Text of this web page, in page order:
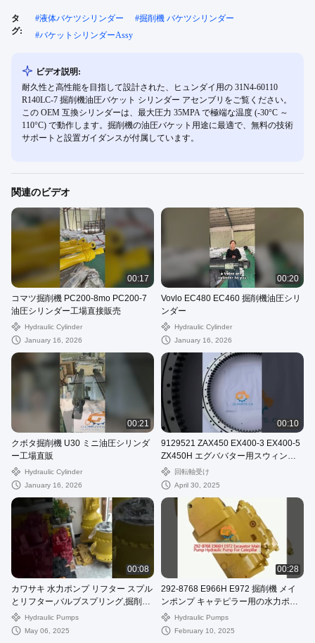
タ
グ:
#液体バケツシリンダー #掘削機 バケツシリンダー
#バケットシリンダーAssy
ビデオ説明:
耐久性と高性能を目指して設計された、ヒュンダイ用の 31N4-60110
R140LC-7 掘削機油圧バケット シリンダー アセンブリをご覧ください。
この OEM 互換シリンダーは、最大圧力 35MPA で極端な温度 (-30°C ～
110°C) で動作します。掘削機の油圧バケット用途に最適で、無料の技術
サポートと設置ガイダンスが付属しています。
関連のビデオ
00:17
コマツ掘削機 PC200-8mo PC200-7
油圧シリンダー工場直接販売
Hydraulic Cylinder
January 16, 2026
00:20
Vovlo EC480 EC460 掘削機油圧シリ
ンダー
Hydraulic Cylinder
January 16, 2026
00:21
クボタ掘削機 U30 ミニ油圧シリンダ
ー工場直販
Hydraulic Cylinder
January 16, 2026
00:10
9129521 ZAX450 EX400-3 EX400-5
ZX450H エグババター用スウィング
リングサークル用のスウィングベア
リング
回転軸受け
April 30, 2025
00:08
カワサキ 水力ポンプ リフター スプル
とリフター,バルブスプリング,掘削機
のポンプスペアパーツ
Hydraulic Pumps
May 06, 2025
00:28
292-8768 E966H E972 掘削機 メイ
ンポンプ キャテピラー用の水力ポン
プ
Hydraulic Pumps
February 10, 2025